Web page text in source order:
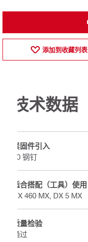
添加到收藏列表
技术数据
紧固件引入
10 钢钉
适合搭配（工具）使用
DX 460 MX, DX 5 MX
质量检验
通过